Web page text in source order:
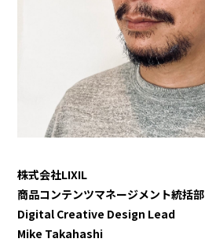
株式会社LIXIL
商品コンテンツマネージメント統括部
Digital Creative Design Lead
Mike Takahashi